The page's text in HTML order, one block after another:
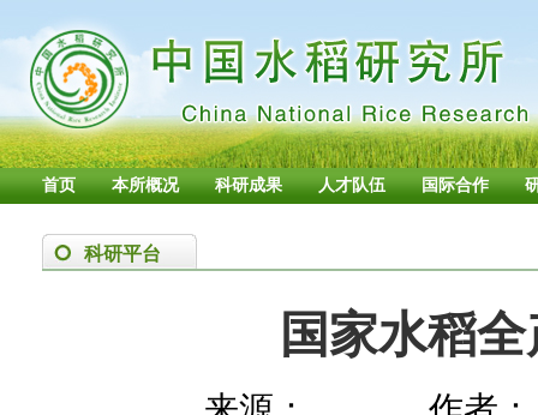
首页 本所概况 科研成果 人才队伍 国际合作
科研平台
国家水稻